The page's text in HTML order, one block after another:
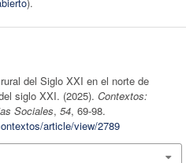
del Siglo XXI en el norte de
siglo XXI. (2025). Contextos:
Sociales, 54, 69-98.
article/view/2789